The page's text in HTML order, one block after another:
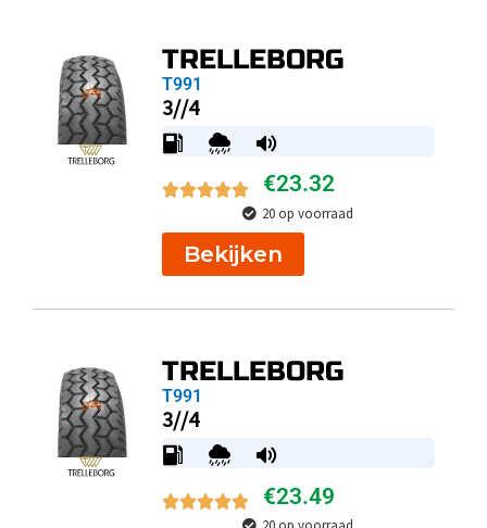
TRELLEBORG
T991
3//4
€23.32
20 op voorraad
Bekijken
TRELLEBORG
T991
3//4
€23.49